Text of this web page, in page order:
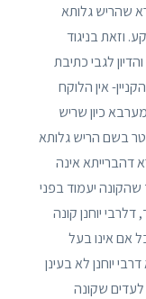
שהריש גלותא
וזאת בניגוד
לגבי כתיבת
אין הלוקח
כיון שריש
בשם הריש גלותא
דהברייתא אינה
שהקונה יעמוד בפני
יוחנן קונה
אם אינו בעל
יוחנן לא בעינן
שקונה